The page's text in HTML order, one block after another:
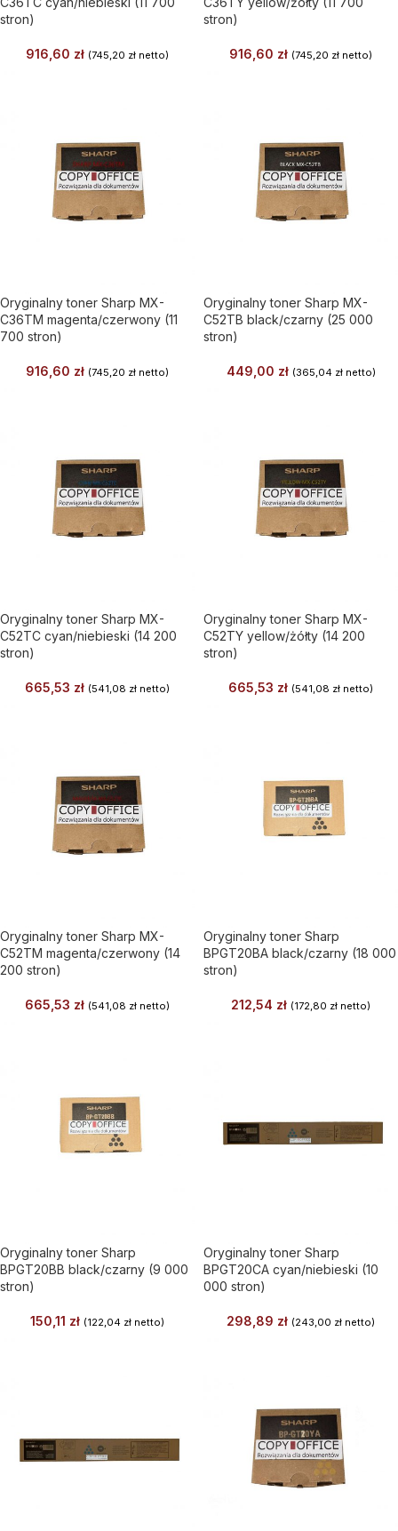
stron)
916,60 zł (745,20 zł netto)
stron)
916,60 zł (745,20 zł netto)
Oryginalny toner Sharp MX-
C36TM magenta/czerwony (11
700 stron)
916,60 zł (745,20 zł netto)
Oryginalny toner Sharp MX-
C52TB black/czarny (25 000
stron)
449,00 zł (365,04 złnetto)
Oryginalny toner Sharp MX-
C52TC cyan/niebieski (14 200
stron)
665,53 zł (541,08 zł netto)
Oryginalny toner Sharp MX-
C52TY yellow/żółty (14 200
stron)
665,53 zł (541,08 zł netto)
Oryginalny toner Sharp MX-
C52TM magenta/czerwony (14
200 stron)
665,53 zł (541,08 zł netto)
Oryginalny toner Sharp
BPGT20BA black/czarny (18 000
stron)
212,54 zł (172,80 zł netto)
Oryginalny toner Sharp
BPGT20BB black/czarny (9 000
stron)
150,11 zł (122,04 zł netto)
Oryginalny toner Sharp
BPGT20CA cyan/niebieski (10
000 stron)
298,89 zł (243,00 zł netto)